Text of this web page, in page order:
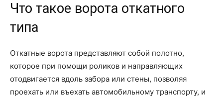
Что такое ворота откатного
типа
Откатные ворота представляют собой полотно,
которое при помощи роликов и направляющих
отодвигается вдоль забора или стены, позволяя
проехать или въехать автомобильному транспорту, и